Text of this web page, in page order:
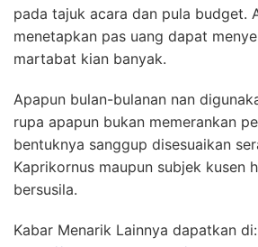
pada tajuk acara dan pula budget.
menetapkan pas uang dapat
martabat kian banyak.
Apapun bulan-bulanan nan
rupa apapun bukan memerankan
bentuknya sanggup disesuaikan
Kaprikornus maupun subjek kusen
bersusila.
Kabar Menarik Lainnya dapatkan di: